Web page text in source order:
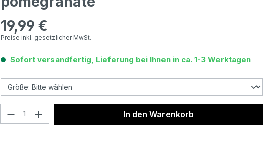
Regulärer Preis:
19,99 €
Preise inkl. gesetzlicher MwSt.
Sofort versandfertig, Lieferung bei Ihnen in ca. 1-3 Werktagen
Produkt Anzahl: Gib den gewünschten Wert
In den Warenkorb